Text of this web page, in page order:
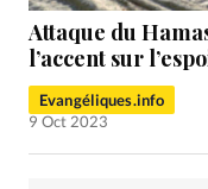
Attaque du
l’accent sur
Evangéliques.info
9 Oct 2023